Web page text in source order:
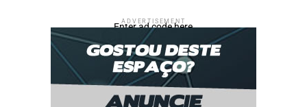
ADVERTISEMENT
Enter ad code here